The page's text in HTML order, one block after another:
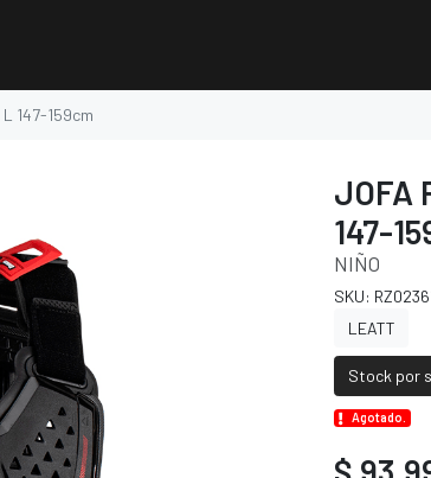
147-159cm
JOFA
147-
NIÑO
SKU:
LEATT
Stock por
Agotado.